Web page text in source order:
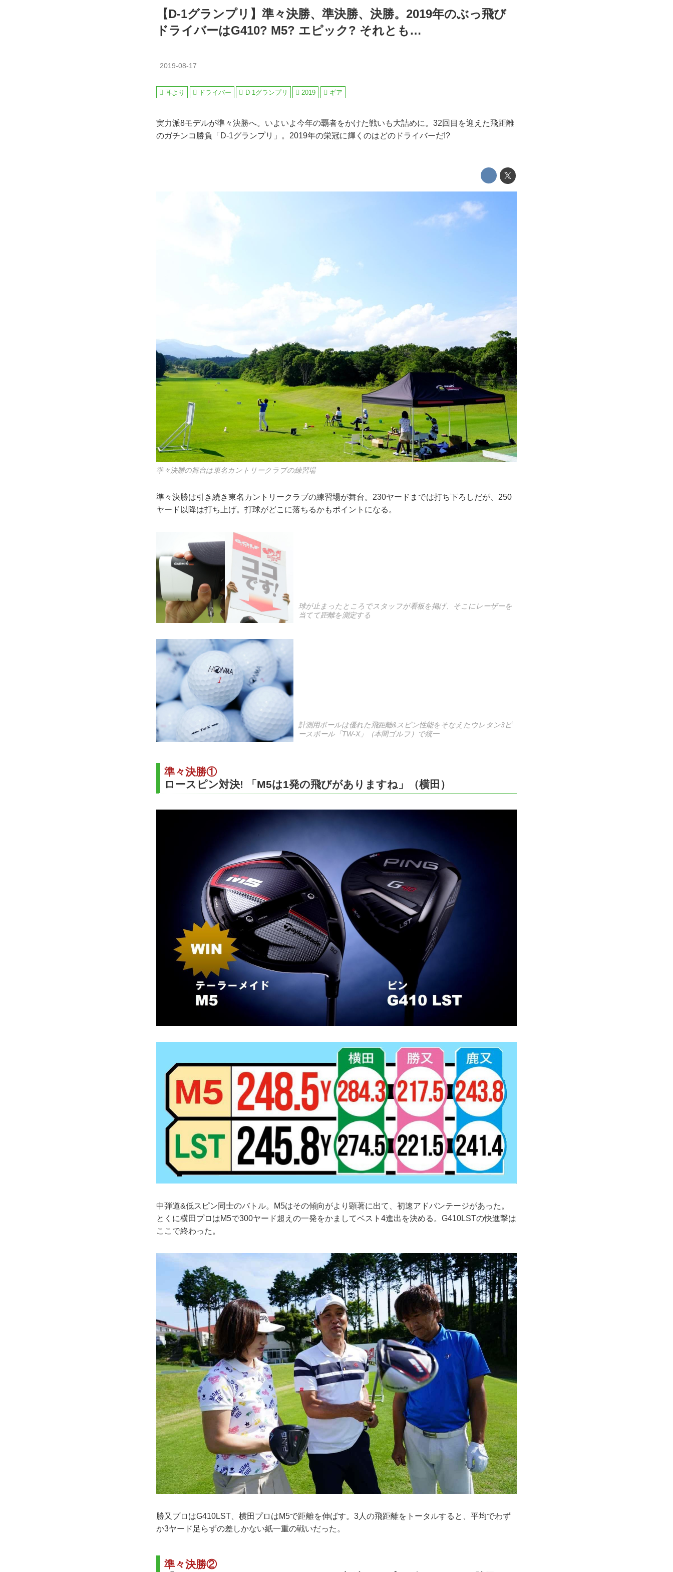
【D-1グランプリ】準々決勝、準決勝、決勝。2019年のぶっ飛び
ドライバーはG410? M5? エピック? それとも…
2019-08-17
耳より ドライバー D-1グランプリ 2019 ギア
実力派8モデルが準々決勝へ。いよいよ今年の覇者をかけた戦いも大詰めに。32回目を迎えた飛距離
のガチンコ勝負「D-1グランプリ」。2019年の栄冠に輝くのはどのドライバーだ!?
準々決勝の舞台は東名カントリークラブの練習場
準々決勝は引き続き東名カントリークラブの練習場が舞台。230ヤードまでは打ち下ろしだが、250
ヤード以降は打ち上げ。打球がどこに落ちるかもポイントになる。
球が止まったところでスタッフが看板を掲げ、そこにレーザーを
当てて距離を測定する
計測用ボールは優れた飛距離&スピン性能をそなえたウレタン3ピ
ースボール「TW-X」（本間ゴルフ）で統一
準々決勝①
ロースピン対決! 「M5は1発の飛びがありますね」（横田）
中弾道&低スピン同士のバトル。M5はその傾向がより顕著に出て、初速アドバンテージがあった。
とくに横田プロはM5で300ヤード超えの一発をかましてベスト4進出を決める。G410LSTの快進撃は
ここで終わった。
勝又プロはG410LST、横田プロはM5で距離を伸ばす。3人の飛距離をトータルすると、平均でわず
か3ヤード足らずの差しかない紙一重の戦いだった。
準々決勝②